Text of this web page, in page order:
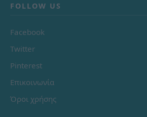
FOLLOW US
Facebook
Twitter
Pinterest
Επικοινωνία
Όροι χρήσης